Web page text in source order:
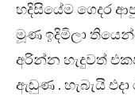
හදිසියේම ගෙදර
මූණ ඉදිමිලා
අරින්න හැදුවත්
ඇඬුණ . හැබැයි